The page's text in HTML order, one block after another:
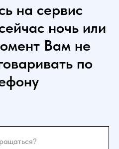
на сервис
ночь или
Вам не
по